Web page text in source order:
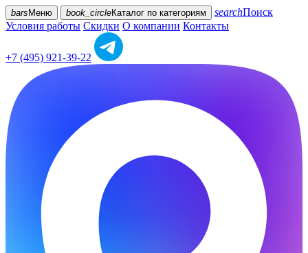
bars Меню book_circleКаталог по категориям searchПоиск
Условия работы Скидки О компании Контакты
+7 (495) 921-39-22